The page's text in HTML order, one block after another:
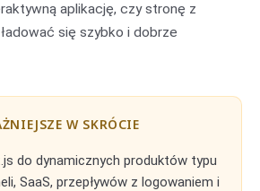
aplikację, czy stronę z
się szybko i dobrze
W SKRÓCIE
do dynamicznych produktów typu
SaaS, przepływów z logowaniem i